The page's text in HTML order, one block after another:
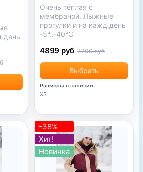
Очень тёплая с
мембраной. Лыжные
прогулки и на кажд.день
-5°..-40°С
Выбрать
4899 руб 7700 руб
Размеры в наличии:
XS
-38%
Хит!
Новинка